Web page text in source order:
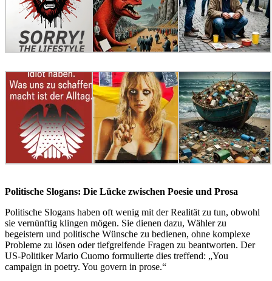
Politische Slogans: Die Lücke zwischen Poesie und Prosa
Politische Slogans haben oft wenig mit der Realität zu tun, obwohl
sie vernünftig klingen mögen. Sie dienen dazu, Wähler zu
begeistern und politische Wünsche zu bedienen, ohne komplexe
Probleme zu lösen oder tiefgreifende Fragen zu beantworten. Der
US-Politiker Mario Cuomo formulierte dies treffend: „You
campaign in poetry. You govern in prose.“